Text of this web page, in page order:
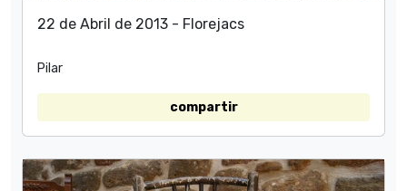
22 de Abril de 2013 - Florejacs
Pilar
compartir